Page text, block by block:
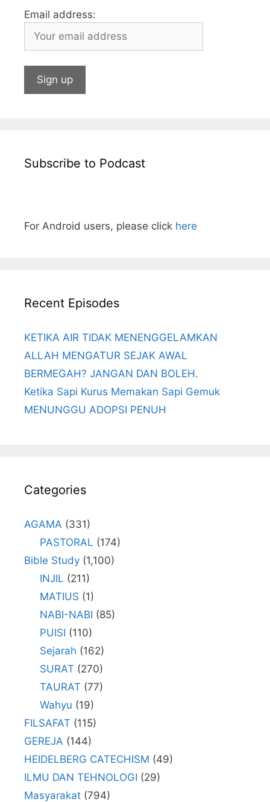
Email address:
Subscribe to Podcast
For Android users, please click here
Recent Episodes
KETIKA AIR TIDAK MENENGGELAMKAN
ALLAH MENGATUR SEJAK AWAL
BERMEGAH? JANGAN DAN BOLEH.
Ketika Sapi Kurus Memakan Sapi Gemuk
MENUNGGU ADOPSI PENUH
Categories
AGAMA (331)
PASTORAL (174)
Bible Study (1,100)
INJIL (211)
MATIUS (1)
NABI-NABI (85)
PUISI (110)
Sejarah (162)
SURAT (270)
TAURAT (77)
Wahyu (19)
FILSAFAT (115)
GEREJA (144)
HEIDELBERG CATECHISM (49)
ILMU DAN TEHNOLOGI (29)
Masyarakat (794)